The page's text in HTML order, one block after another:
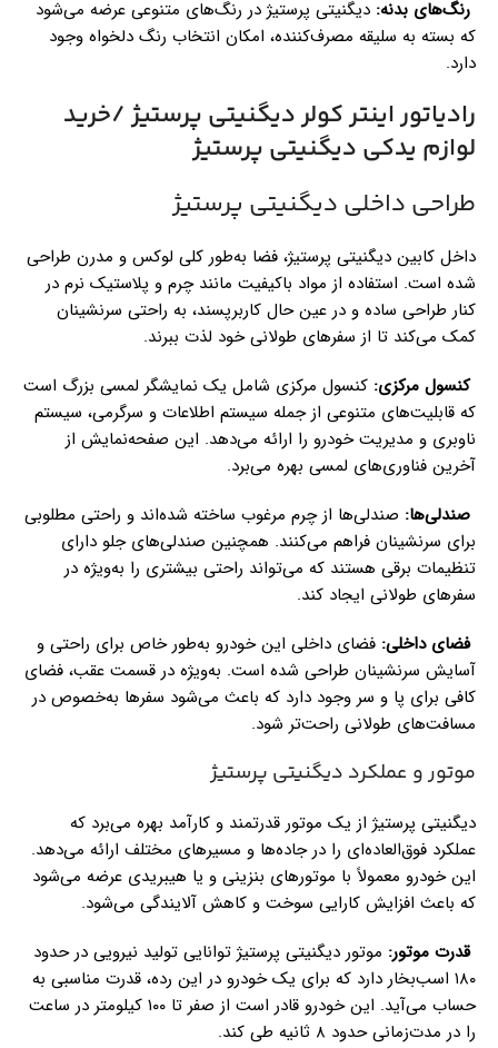
رنگ‌های بدنه: دیگنیتی پرستیژ در رنگ‌های متنوعی عرضه می‌شود
که بسته به سلیقه مصرف‌کننده، امکان انتخاب رنگ دلخواه وجود
دارد.
رادیاتور اینتر کولر دیگنیتی پرستیژ /خرید
لوازم یدکی دیگنیتی پرستیژ
طراحی داخلی دیگنیتی پرستیژ
داخل کابین دیگنیتی پرستیژ، فضا به‌طور کلی لوکس و مدرن طراحی
شده است. استفاده از مواد باکیفیت مانند چرم و پلاستیک نرم در
کنار طراحی ساده و در عین حال کاربرپسند، به راحتی سرنشینان
کمک می‌کند تا از سفرهای طولانی خود لذت ببرند.
کنسول مرکزی: کنسول مرکزی شامل یک نمایشگر لمسی بزرگ است
که قابلیت‌های متنوعی از جمله سیستم اطلاعات و سرگرمی، سیستم
ناوبری و مدیریت خودرو را ارائه می‌دهد. این صفحه‌نمایش از
آخرین فناوری‌های لمسی بهره می‌برد.
صندلی‌ها: صندلی‌ها از چرم مرغوب ساخته شده‌اند و راحتی مطلوبی
برای سرنشینان فراهم می‌کنند. همچنین صندلی‌های جلو دارای
تنظیمات برقی هستند که می‌تواند راحتی بیشتری را به‌ویژه در
سفرهای طولانی ایجاد کند.
فضای داخلی: فضای داخلی این خودرو به‌طور خاص برای راحتی و
آسایش سرنشینان طراحی شده است. به‌ویژه در قسمت عقب، فضای
کافی برای پا و سر وجود دارد که باعث می‌شود سفرها به‌خصوص در
مسافت‌های طولانی راحت‌تر شود.
موتور و عملکرد دیگنیتی پرستیژ
دیگنیتی پرستیژ از یک موتور قدرتمند و کارآمد بهره می‌برد که
عملکرد فوق‌العاده‌ای را در جاده‌ها و مسیرهای مختلف ارائه می‌دهد.
این خودرو معمولاً با موتورهای بنزینی و یا هیبریدی عرضه می‌شود
که باعث افزایش کارایی سوخت و کاهش آلایندگی می‌شود.
قدرت موتور: موتور دیگنیتی پرستیژ توانایی تولید نیرویی در حدود
۱۸۰ اسب‌بخار دارد که برای یک خودرو در این رده، قدرت مناسبی به
حساب می‌آید. این خودرو قادر است از صفر تا ۱۰۰ کیلومتر در ساعت
را در مدت‌زمانی حدود ۸ ثانیه طی کند.